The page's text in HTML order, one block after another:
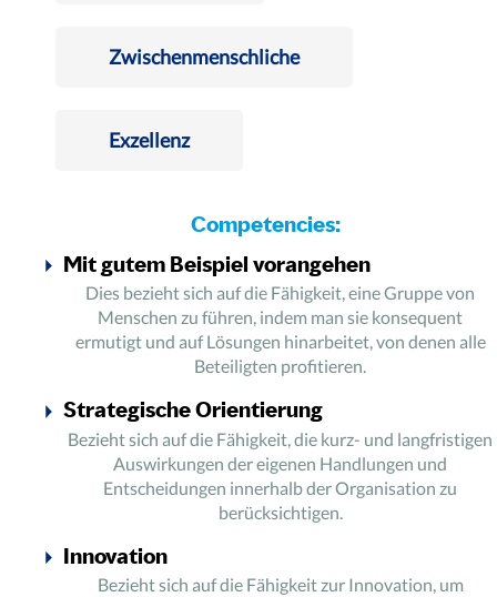
Zwischenmenschliche
Exzellenz
Competencies:
Mit gutem Beispiel vorangehen
Dies bezieht sich auf die Fähigkeit, eine Gruppe von
Menschen zu führen, indem man sie konsequent
ermutigt und auf Lösungen hinarbeitet, von denen alle
Beteiligten profitieren.
Strategische Orientierung
Bezieht sich auf die Fähigkeit, die kurz- und langfristigen
Auswirkungen der eigenen Handlungen und
Entscheidungen innerhalb der Organisation zu
berücksichtigen.
Innovation
Bezieht sich auf die Fähigkeit zur Innovation, um